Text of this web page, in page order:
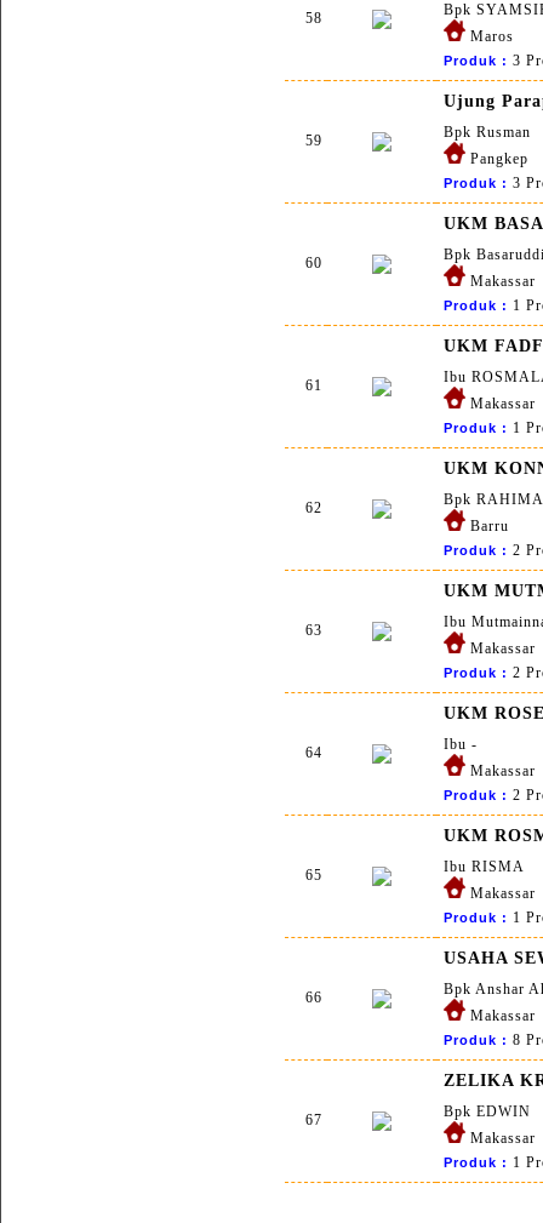
58
Bpk
Maros
Produk : 3
59
Ujung
Bpk Rusman
Pangkep
Produk : 3
60
UKM
Bpk
Makassar
Produk : 1
61
UKM
Ibu
Makassar
Produk : 1
62
UKM
Bpk RAHIMA
Barru
Produk : 2
63
UKM
Ibu
Makassar
Produk : 2
64
UKM
Ibu -
Makassar
Produk : 2
65
UKM
Ibu RISMA
Makassar
Produk : 1
66
USAHA
Bpk Anshar
Makassar
Produk : 8
67
ZELIKA
Bpk EDWIN
Makassar
Produk : 1